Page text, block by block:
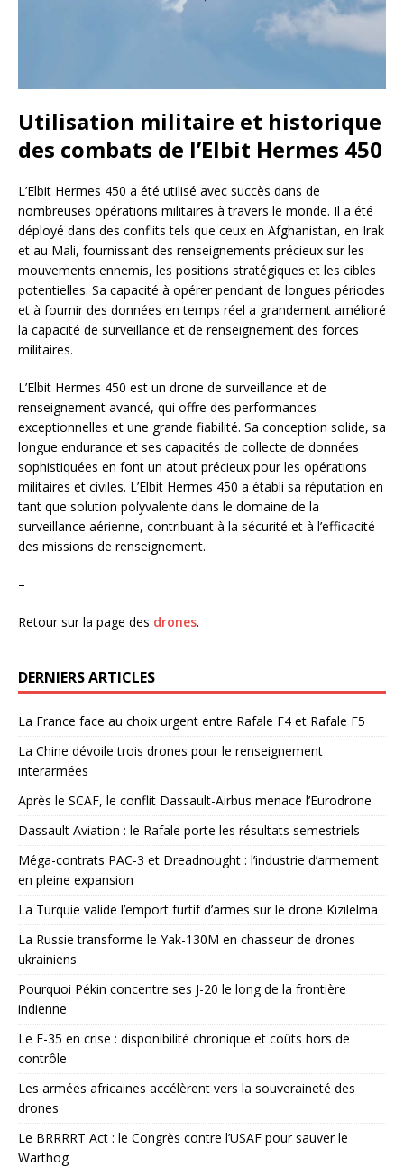
Utilisation militaire et historique
des combats de l’Elbit Hermes 450
L’Elbit Hermes 450 a été utilisé avec succès dans de
nombreuses opérations militaires à travers le monde. Il a été
déployé dans des conflits tels que ceux en Afghanistan, en Irak
et au Mali, fournissant des renseignements précieux sur les
mouvements ennemis, les positions stratégiques et les cibles
potentielles. Sa capacité à opérer pendant de longues périodes
et à fournir des données en temps réel a grandement amélioré
la capacité de surveillance et de renseignement des forces
militaires.
L’Elbit Hermes 450 est un drone de surveillance et de
renseignement avancé, qui offre des performances
exceptionnelles et une grande fiabilité. Sa conception solide, sa
longue endurance et ses capacités de collecte de données
sophistiquées en font un atout précieux pour les opérations
militaires et civiles. L’Elbit Hermes 450 a établi sa réputation en
tant que solution polyvalente dans le domaine de la
surveillance aérienne, contribuant à la sécurité et à l’efficacité
des missions de renseignement.
–
Retour sur la page des drones.
DERNIERS ARTICLES
La France face au choix urgent entre Rafale F4 et Rafale F5
La Chine dévoile trois drones pour le renseignement
interarmées
Après le SCAF, le conflit Dassault-Airbus menace l’Eurodrone
Dassault Aviation : le Rafale porte les résultats semestriels
Méga-contrats PAC-3 et Dreadnought : l’industrie d’armement
en pleine expansion
La Turquie valide l’emport furtif d’armes sur le drone Kızılelma
La Russie transforme le Yak-130M en chasseur de drones
ukrainiens
Pourquoi Pékin concentre ses J-20 le long de la frontière
indienne
Le F-35 en crise : disponibilité chronique et coûts hors de
contrôle
Les armées africaines accélèrent vers la souveraineté des
drones
Le BRRRRT Act : le Congrès contre l’USAF pour sauver le
Warthog